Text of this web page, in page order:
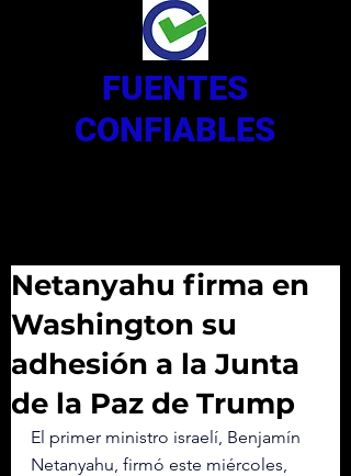
FUENTES
CONFIABLES
Netanyahu firma en
Washington su
adhesión a la Junta
de la Paz de Trump
El primer ministro israelí, Benjamín
Netanyahu, firmó este miércoles,